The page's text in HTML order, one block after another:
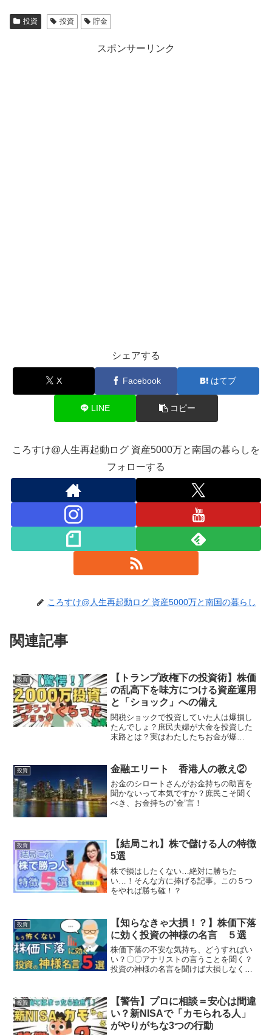
投資 投資 貯金
スポンサーリンク
シェアする
X Facebook はてブ
LINE コピー
ころすけ@人生再起動ログ 資産5000万と南国の暮らしを
フォローする
ころすけ@人生再起動ログ 資産5000万と南国の暮らし
関連記事
投資
【トランプ政権下の投資術】株価
の乱高下を味方につける資産運用
と「ショック」への備え
関税ショックで投資していた人は爆損し
たんでしょ？庶民夫婦が大金を投資した
末路とは？実はわたしたちお金が爆
投資 金融エリート 香港人の教え②
お金のシロートさんがお金持ちの助言を
聞かないって本気ですか？庶民こそ聞く
べき、お金持ちの”金”言！
投資
【結局これ】株で儲ける人の特徴
5選
株で損はしたくない…絶対に勝ちた
い…！そんな方に捧げる記事。この５つ
をやれば勝ち確！？
投資
【知らなきゃ大損！？】株価下落
に効く投資の神様の名言 ５選
株価下落の不安な気持ち、どうすればい
い？〇〇アナリストの言うことを聞く？
投資の神様の名言を聞けば大損しなくて
投資
【警告】プロに相談＝安心は間違
い？新NISAで「カモられる人」
がやりがちな3つの行動